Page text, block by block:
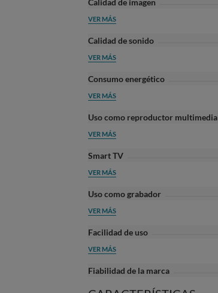
Calidad de imagen
VER MÁS
Calidad de sonido
VER MÁS
Consumo energético
VER MÁS
Uso como reproductor multimedia
VER MÁS
Smart TV
VER MÁS
Uso como grabador
VER MÁS
Facilidad de uso
VER MÁS
Fiabilidad de la marca